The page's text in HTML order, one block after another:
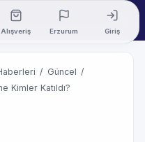
Alışveriş Erzurum Giriş
/ Güncel /
Kimler Katıldı?